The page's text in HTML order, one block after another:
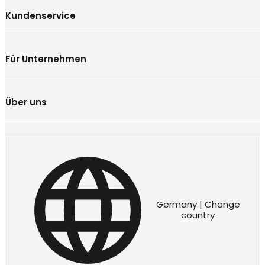
Kundenservice
Für Unternehmen
Über uns
Germany | Change
country